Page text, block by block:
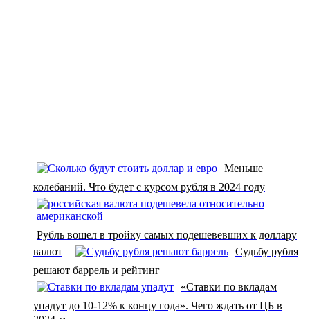
Меньше
колебаний. Что будет с курсом рубля в 2024 году
Рубль вошел в тройку самых подешевевших к доллару
валют
Судьбу рубля
решают баррель и рейтинг
«Ставки по вкладам
упадут до 10-12% к концу года». Чего ждать от ЦБ в